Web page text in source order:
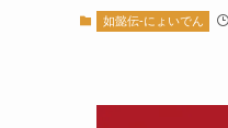
如懿伝-にょいでん